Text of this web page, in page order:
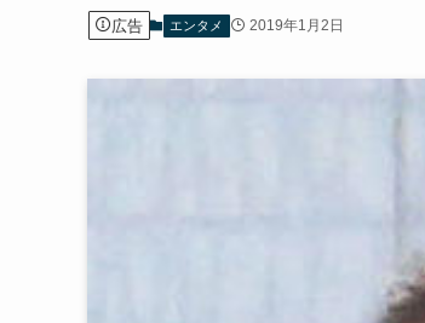
広告 エンタメ 2019年1月2日